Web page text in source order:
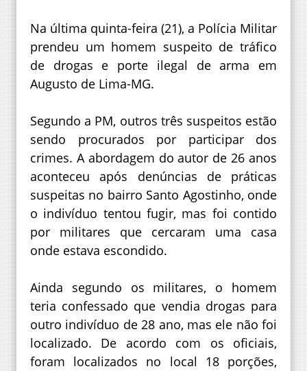
Na última quinta-feira (21), a Polícia Militar
prendeu um homem suspeito de tráfico
de drogas e porte ilegal de arma em
Augusto de Lima-MG.
Segundo a PM, outros três suspeitos estão
sendo procurados por participar dos
crimes. A abordagem do autor de 26 anos
aconteceu após denúncias de práticas
suspeitas no bairro Santo Agostinho, onde
o indivíduo tentou fugir, mas foi contido
por militares que cercaram uma casa
onde estava escondido.
Ainda segundo os militares, o homem
teria confessado que vendia drogas para
outro indivíduo de 28 ano, mas ele não foi
localizado. De acordo com os oficiais,
foram localizados no local 18 porções,